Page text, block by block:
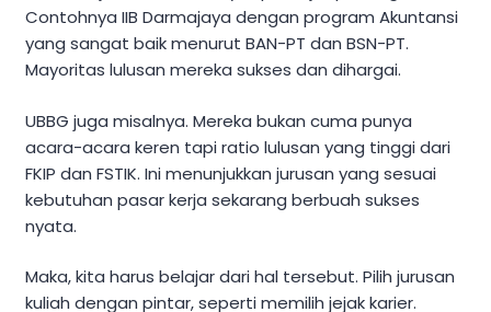
Contohnya IIB Darmajaya dengan program Akuntansi
yang sangat baik menurut BAN-PT dan BSN-PT.
Mayoritas lulusan mereka sukses dan dihargai.
UBBG juga misalnya. Mereka bukan cuma punya
acara-acara keren tapi ratio lulusan yang tinggi dari
FKIP dan FSTIK. Ini menunjukkan jurusan yang sesuai
kebutuhan pasar kerja sekarang berbuah sukses
nyata.
Maka, kita harus belajar dari hal tersebut. Pilih jurusan
kuliah dengan pintar, seperti memilih jejak karier.